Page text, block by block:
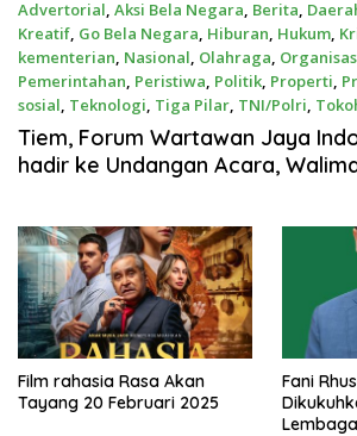
Advertorial, Aksi Bela Negara, Berita,
Kreatif, Go Bela Negara, Hiburan, Hukum,
kementerian, Nasional, Olahraga,
Pemerintahan, Peristiwa, Politik, Properti,
sosial, Teknologi, Tiga Pilar, TNI/Polri,
Feb 10, 2025
Tiem, Forum Wartawan Jaya
hadir ke Undangan Acara,
/Rodianah/Iyon
Film rahasia Rasa Akan
Tayang 20 Februari 2025
Fani